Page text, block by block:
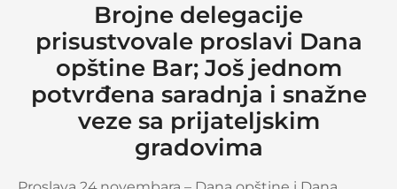
Brojne delegacije
prisustvovale proslavi Dana
opštine Bar; Još jednom
potvrđena saradnja i snažne
veze sa prijateljskim
gradovima